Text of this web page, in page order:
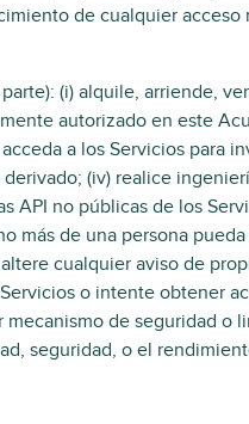
de cualquier acceso
(i) alquile, arriende,
autorizado en este
a los Servicios para
(iv) realice
API no públicas de los
más de una persona
cualquier aviso de
o intente obtener
de seguridad o
seguridad, o el